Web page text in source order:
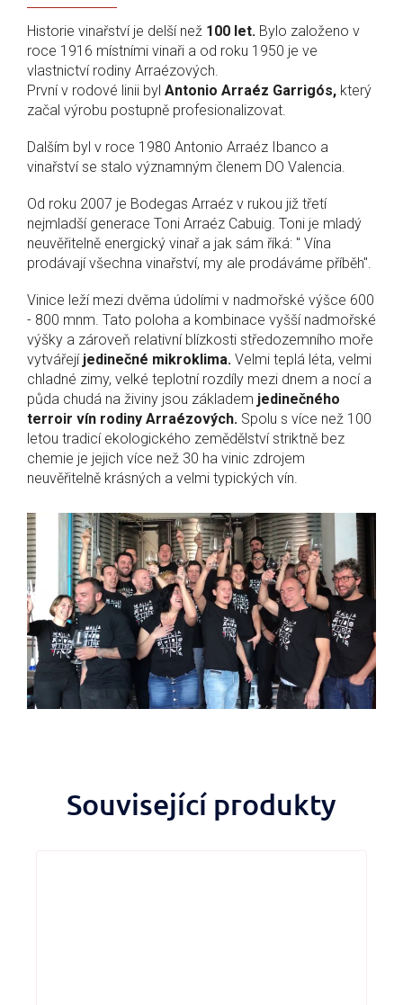
Související produkty
Historie vinařství je delší než 100 let. Bylo založeno v
roce 1916 místními vinaři a od roku 1950 je ve
vlastnictví rodiny Arraézových.
První v rodové linii byl Antonio Arraéz Garrigós, který
začal výrobu postupně profesionalizovat.
Dalším byl v roce 1980 Antonio Arraéz Ibanco a
vinařství se stalo významným členem DO Valencia.
Od roku 2007 je Bodegas Arraéz v rukou již třetí
nejmladší generace Toni Arraéz Cabuig. Toni je mladý
neuvěřitelně energický vinař a jak sám říká: " Vína
prodávají všechna vinařství, my ale prodáváme příběh".
Vinice leží mezi dvěma údolími v nadmořské výšce 600
- 800 mnm. Tato poloha a kombinace vyšší nadmořské
výšky a zároveň relativní blízkosti středozemního moře
vytvářejíjedinečné mikroklima. Velmi teplá léta, velmi
chladné zimy, velké teplotní rozdíly mezi dnem a nocí a
půda chudá na živiny jsou základem jedinečného
terroir vín rodiny Arraézových. Spolu s více než 100
letou tradicí ekologického zemědělství striktně bez
chemie je jejich více než 30 ha vinic zdrojem
neuvěřitelně krásných a velmi typických vín.